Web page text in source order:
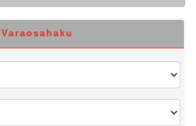
Varaosahaku